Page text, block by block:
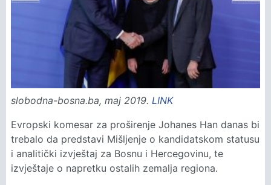
slobodna-bosna.ba, maj 2019. LINK
Evropski komesar za proširenje Johanes Han danas bi
trebalo da predstavi Mišljenje o kandidatskom statusu
i analitički izvještaj za Bosnu i Hercegovinu, te
izvještaje o napretku ostalih zemalja regiona.